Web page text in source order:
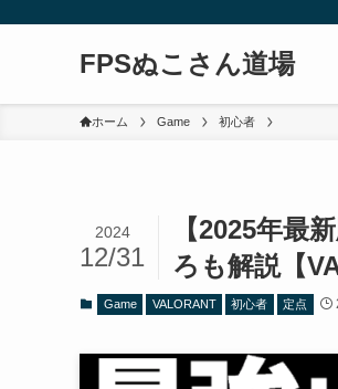
FPSぬこさん道場
ホーム Game 初心者
【2025年最
ろも解説【
2024
12/31
Game VALORANT 初心者 定点